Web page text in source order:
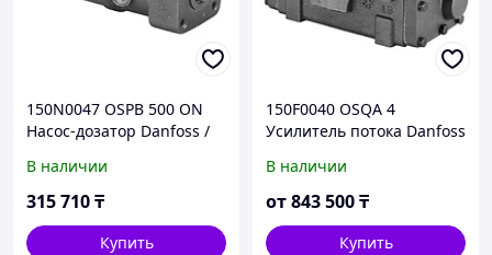
150N0047 OSPB 500 ON
Насос-дозатор Danfoss /
В наличии
315 710₸
Купить
150F0040 OSQA 4
Усилитель потока Danfoss
В наличии
от843 500₸
Купить